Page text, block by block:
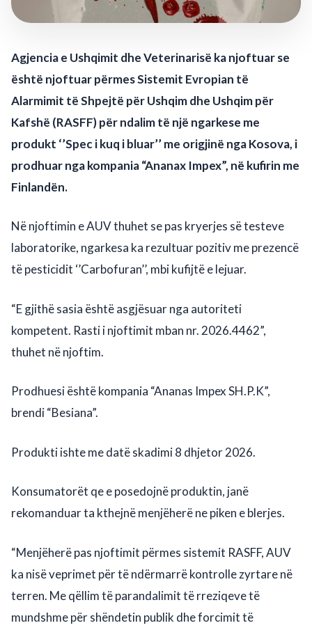
Agjencia e Ushqimit dhe Veterinarisë ka njoftuar se
është njoftuar përmes Sistemit Evropian të
Alarmimit të Shpejtë për Ushqim dhe Ushqim për
Kafshë (RASFF) për ndalim të një ngarkese me
produkt ‘’Spec i kuq i bluar’’ me origjinë nga Kosova, i
prodhuar nga kompania “Ananax Impex”, në kufirin me
Finlandën.
Në njoftimin e AUV thuhet se pas kryerjes së testeve
laboratorike, ngarkesa ka rezultuar pozitiv me prezencë
të pesticidit ‘’Carbofuran’’, mbi kufijtë e lejuar.
“E gjithë sasia është asgjësuar nga autoriteti
kompetent. Rasti i njoftimit mban nr. 2026.4462”,
thuhet në njoftim.
Prodhuesi është kompania “Ananas Impex SH.P.K”,
brendi “Besiana”.
Produkti ishte me datë skadimi 8 dhjetor 2026.
Konsumatorët qe e posedojnë produktin, janë
rekomanduar ta kthejnë menjëherë ne piken e blerjes.
“Menjëherë pas njoftimit përmes sistemit RASFF, AUV
ka nisë veprimet për të ndërmarrë kontrolle zyrtare në
terren. Me qëllim të parandalimit të rreziqeve të
mundshme për shëndetin publik dhe forcimit të